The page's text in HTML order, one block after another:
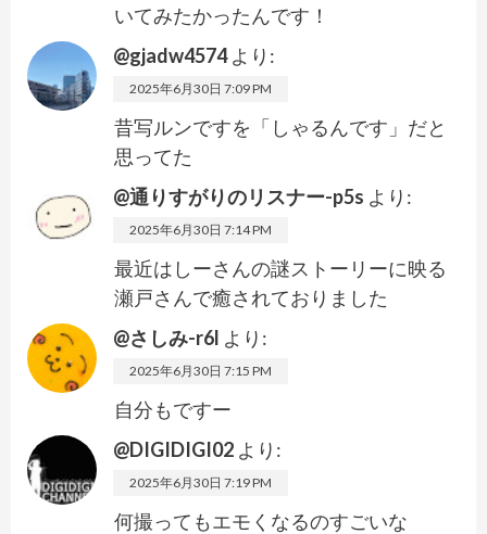
いてみたかったんです！
@gjadw4574 より:
2025年6月30日 7:09 PM
昔写ルンですを「しゃるんです」だと
思ってた
@通りすがりのリスナー-p5s より:
2025年6月30日 7:14 PM
最近はしーさんの謎ストーリーに映る
瀬戸さんで癒されておりました
@さしみ-r6l より:
2025年6月30日 7:15 PM
自分もですー
@DIGIDIGI02 より:
2025年6月30日 7:19 PM
何撮ってもエモくなるのすごいな